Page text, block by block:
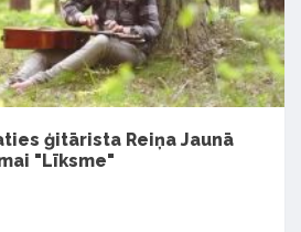
ģitārista Reiņa Jaunā
"Līksme"